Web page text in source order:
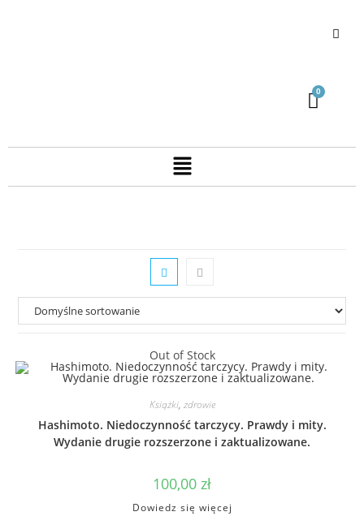
Out of Stock
Książki, zdrowie
Hashimoto. Niedoczynność tarczycy. Prawdy i mity.
Wydanie drugie rozszerzone i zaktualizowane.
100,00 zł
Dowiedz się więcej